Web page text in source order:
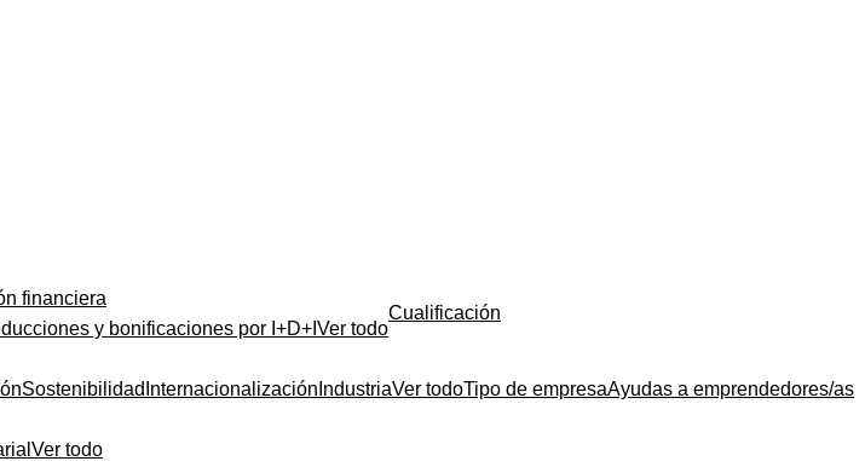
financiera
y bonificaciones por I+D+I Ver todo
Cualificación
Sostenibilidad Internacionalización IndustriaVer todoTipo de empresaAyudas a emprendedores/as
Ver todo